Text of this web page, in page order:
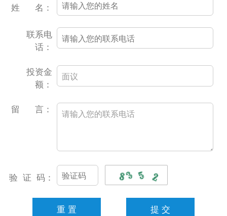
姓 名：
联系电
话：
投资金
额：
留 言：
验 证 码：